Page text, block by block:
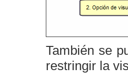
También se
restringir la